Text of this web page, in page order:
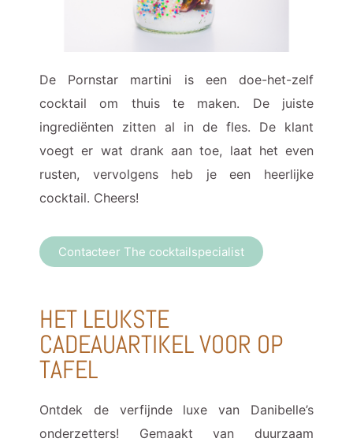
De Pornstar martini is een doe-het-zelf
cocktail om thuis te maken. De juiste
ingrediënten zitten al in de fles. De klant
voegt er wat drank aan toe, laat het even
rusten, vervolgens heb je een heerlijke
cocktail. Cheers!
Contacteer The cocktailspecialist
HET LEUKSTE
CADEAUARTIKEL VOOR OP
TAFEL
Ontdek de verfijnde luxe van Danibelle’s
onderzetters! Gemaakt van duurzaam